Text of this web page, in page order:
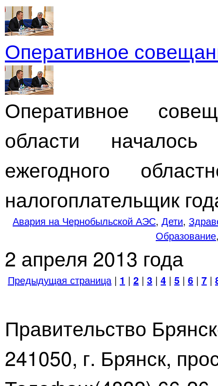
Оперативное
Оперативное
области
ежегодного
налогоплательщик
Авария на Чернобыльской АЭС, Дети,
Образование
2 апреля 2013 года
Предыдущая страница | 1 | 2 | 3 | 4 | 5 | 6 | 7 |
Правительство
241050, г. Брянск,